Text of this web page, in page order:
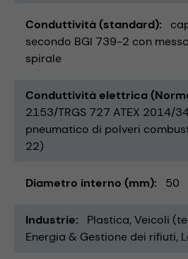
Conduttività (standard)
secondo BGI 739-2 con
spirale
Conduttività elettrica
2153/TRGS 727 ATEX 2014/
pneumatico di polveri
22)
Diametro interno (mm) 50
Industrie Plastica Veicoli
Energia & Gestione dei rifiuti